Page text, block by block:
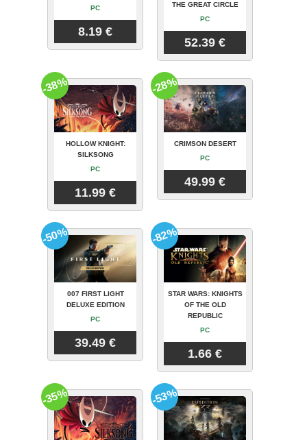
PC
8.19 €
THE GREAT CIRCLE
PC
52.39 €
HOLLOW KNIGHT:
SILKSONG
PC
11.99 €
-38%
CRIMSON DESERT
PC
49.99 €
-28%
007 FIRST LIGHT
DELUXE EDITION
PC
39.49 €
-50%
STAR WARS: KNIGHTS
OF THE OLD
REPUBLIC
PC
1.66 €
-82%
-35% -53%